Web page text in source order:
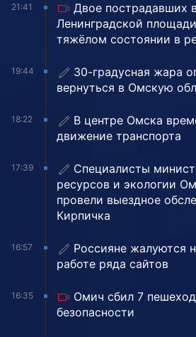
21:41
Двое пострадавших
Ленинградской
тяжёлом состоянии в
19:44
30-градусная жара
вернуться в Омскую
18:22
В центре Омска
движение транспорта
17:39
Специалисты
ресурсов и экологии
провели выездное
Кирпичка
16:57
Россияне жалуются
работе ряда сайтов
16:35
Омич сбил 7
безопасности